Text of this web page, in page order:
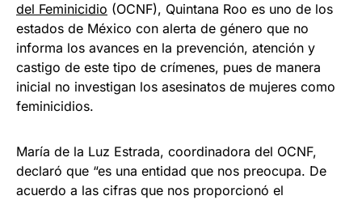
del Feminicidio (OCNF), Quintana Roo es uno de los
estados de México con alerta de género que no
informa los avances en la prevención, atención y
castigo de este tipo de crímenes, pues de manera
inicial no investigan los asesinatos de mujeres como
feminicidios.
María de la Luz Estrada, coordinadora del OCNF,
declaró que “es una entidad que nos preocupa. De
acuerdo a las cifras que nos proporcionó el